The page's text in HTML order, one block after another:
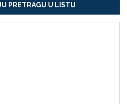
PRETRAGU U LISTU